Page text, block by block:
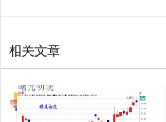
相关文章